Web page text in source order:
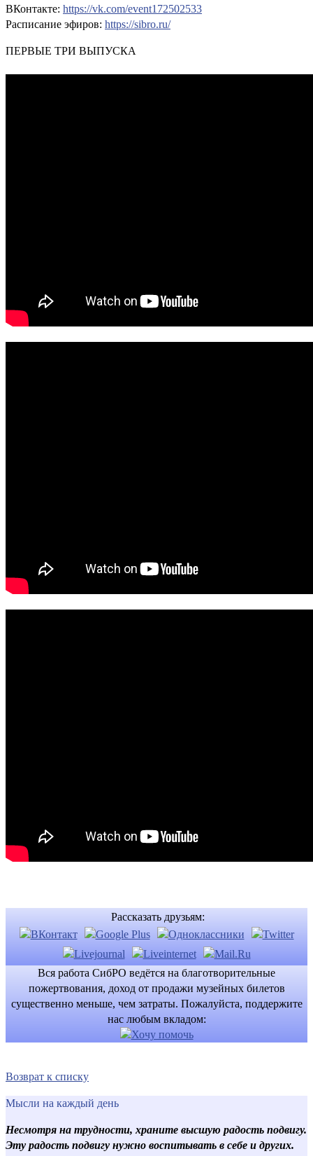
ВКонтакте: https://vk.com/event172502533
Расписание эфиров: https://sibro.ru/
ПЕРВЫЕ ТРИ ВЫПУСКА
Рассказать друзьям:
Вся работа СибРО ведётся на благотворительные
пожертвования, доход от продажи музейных билетов
существенно меньше, чем затраты. Пожалуйста, поддержите
нас любым вкладом:
Возврат к списку
Мысли на каждый день
Несмотря на трудности, храните высшую радость подвигу.
Эту радость подвигу нужно воспитывать в себе и других.